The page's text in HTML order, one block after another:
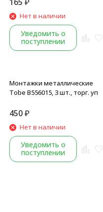
Нет в наличии
Уведомить о
поступлении
Монтажки металлические
Tobe B556015, 3 шт., торг. уп
450₽
Нет в наличии
Уведомить о
поступлении